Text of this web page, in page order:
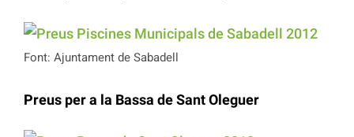
Font: Ajuntament de Sabadell
Preus per a la Bassa de Sant Oleguer